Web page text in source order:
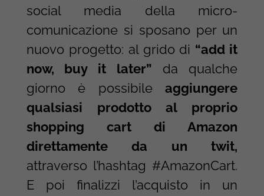
social media della micro-
comunicazione si sposano per un
nuovo progetto: al grido di “add it
now, buy it later”da qualche
giorno è possibileaggiungere
qualsiasi prodotto al proprio
shopping cart di Amazon
direttamente da un twit,
attraverso l’hashtag #AmazonCart.
E poi finalizzi l’acquisto in un